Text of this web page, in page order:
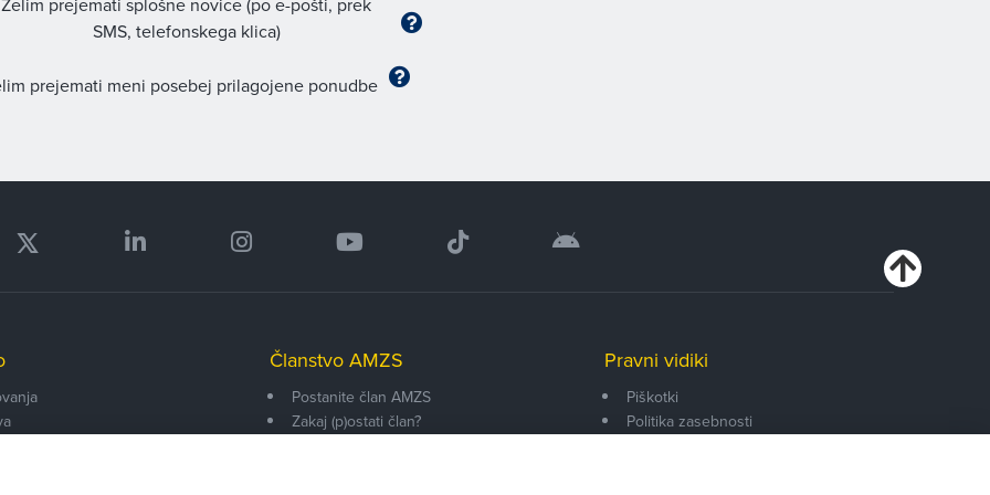
SMS, telefonskega klica)
prejemati meni posebej prilagojene ponudbe
Članstvo AMZS
Postanite član AMZS
Zakaj (p)ostati član?
Pravni vidiki
Piškotki
Politika zasebnosti